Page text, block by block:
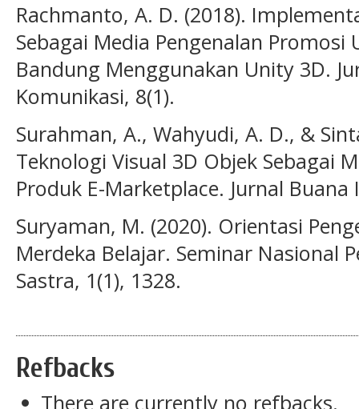
Rachmanto, A. D. (2018).
Sebagai Media Pengenalan
Bandung Menggunakan Unity 3D.
Komunikasi, 8(1).
Surahman, A., Wahyudi, A. D., &
Teknologi Visual 3D Objek Sebagai
Produk E-Marketplace. Jurnal
Suryaman, M. (2020). Orientasi
Merdeka Belajar. Seminar Nasional
Sastra, 1(1), 1328.
Refbacks
There are currently no refbacks.